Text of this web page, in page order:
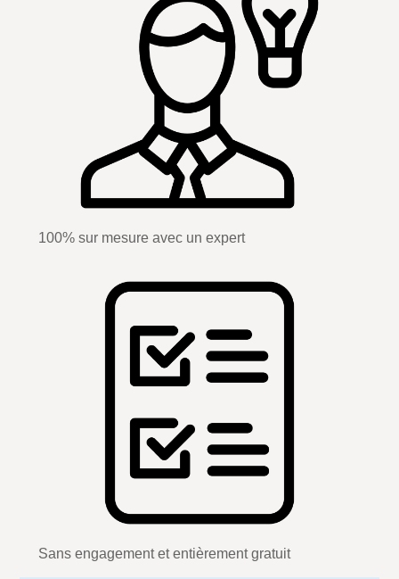
100% sur mesure avec un expert
Sans engagement et entièrement gratuit